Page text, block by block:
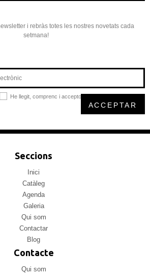
i rebràs totes les nostres novetats cada
setmana!
He llegit, comprenc i accepto la
ACCEPTAR
Seccions
Inici
Catàleg
Agenda
Galeria
Qui som
Contactar
Blog
Contacte
Qui som